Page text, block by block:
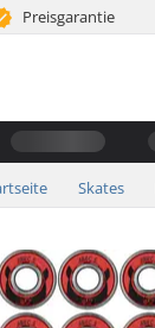
Preisgarantie
Skates